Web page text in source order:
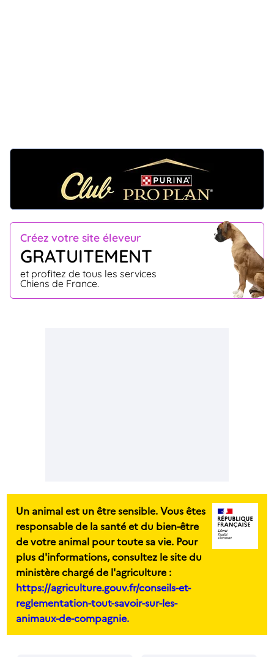
Créez votre site éleveur
GRATUITEMENT
et profitez de tous les services
Chiens de France.
Un animal est un être sensible. Vous êtes
responsable de la santé et du bien-être
de votre animal pour toute sa vie. Pour
plus d'informations, consultez le site du
ministère chargé de l'agriculture :
https://agriculture.gouv.fr/conseils-et-
reglementation-tout-savoir-sur-les-
animaux-de-compagnie.